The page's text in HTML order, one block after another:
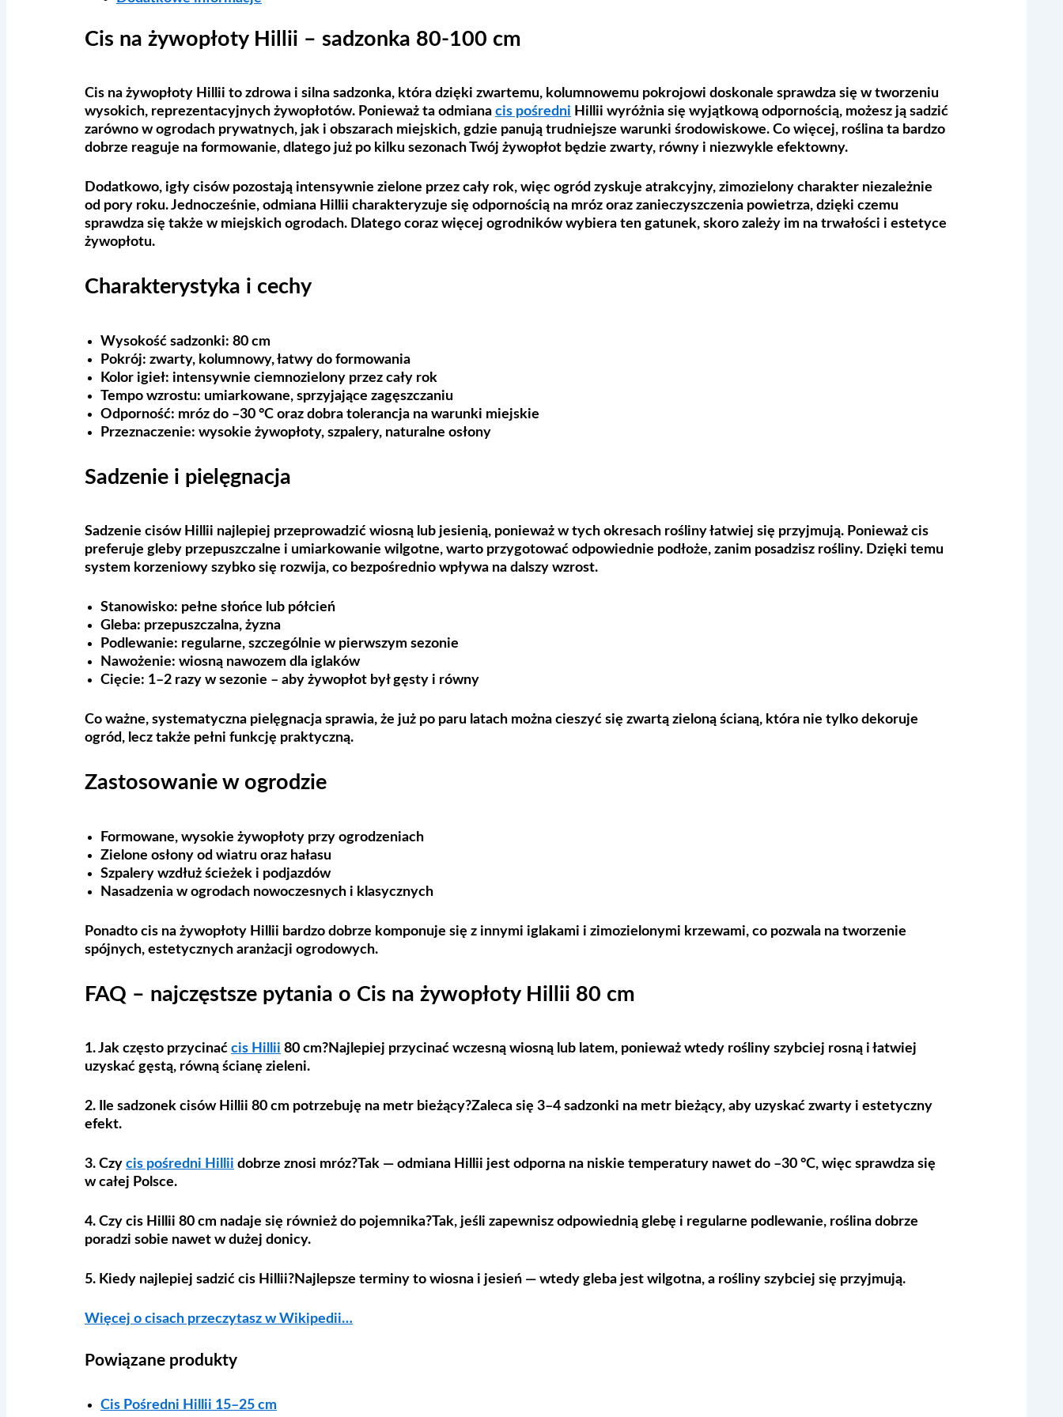
Cis na żywopłoty Hillii – sadzonka 80-100 cm
Cis na żywopłoty Hillii to zdrowa i silna sadzonka, która dzięki zwartemu, kolumnowemu pokrojowi doskonale sprawdza się w tworzeniu
wysokich, reprezentacyjnych żywopłotów. Ponieważ ta odmiana cis pośredni Hillii wyróżnia się wyjątkową odpornością, możesz ją sadzić
zarówno w ogrodach prywatnych, jak i obszarach miejskich, gdzie panują trudniejsze warunki środowiskowe. Co więcej, roślina ta bardzo
dobrze reaguje na formowanie, dlatego już po kilku sezonach Twój żywopłot będzie zwarty, równy i niezwykle efektowny.
Dodatkowo, igły cisów pozostają intensywnie zielone przez cały rok, więc ogród zyskuje atrakcyjny, zimozielony charakter niezależnie
od pory roku. Jednocześnie, odmiana Hillii charakteryzuje się odpornością na mróz oraz zanieczyszczenia powietrza, dzięki czemu
sprawdza się także w miejskich ogrodach. Dlatego coraz więcej ogrodników wybiera ten gatunek, skoro zależy im na trwałości i estetyce
żywopłotu.
Charakterystyka i cechy
Wysokość sadzonki: 80 cm
Pokrój: zwarty, kolumnowy, łatwy do formowania
Kolor igieł: intensywnie ciemnozielony przez cały rok
Tempo wzrostu: umiarkowane, sprzyjające zagęszczaniu
Odporność: mróz do –30 °C oraz dobra tolerancja na warunki miejskie
Przeznaczenie: wysokie żywopłoty, szpalery, naturalne osłony
Sadzenie i pielęgnacja
Sadzenie cisów Hillii najlepiej przeprowadzić wiosną lub jesienią, ponieważ w tych okresach rośliny łatwiej się przyjmują. Ponieważ cis
preferuje gleby przepuszczalne i umiarkowanie wilgotne, warto przygotować odpowiednie podłoże, zanim posadzisz rośliny. Dzięki temu
system korzeniowy szybko się rozwija, co bezpośrednio wpływa na dalszy wzrost.
Stanowisko: pełne słońce lub półcień
Gleba: przepuszczalna, żyzna
Podlewanie: regularne, szczególnie w pierwszym sezonie
Nawożenie: wiosną nawozem dla iglaków
Cięcie: 1–2 razy w sezonie – aby żywopłot był gęsty i równy
Co ważne, systematyczna pielęgnacja sprawia, że już po paru latach można cieszyć się zwartą zieloną ścianą, która nie tylko dekoruje
ogród, lecz także pełni funkcję praktyczną.
Zastosowanie w ogrodzie
Formowane, wysokie żywopłoty przy ogrodzeniach
Zielone osłony od wiatru oraz hałasu
Szpalery wzdłuż ścieżek i podjazdów
Nasadzenia w ogrodach nowoczesnych i klasycznych
Ponadto cis na żywopłoty Hillii bardzo dobrze komponuje się z innymi iglakami i zimozielonymi krzewami, co pozwala na tworzenie
spójnych, estetycznych aranżacji ogrodowych.
FAQ – najczęstsze pytania o Cis na żywopłoty Hillii 80 cm
1. Jak często przycinać cis Hillii 80 cm?Najlepiej przycinać wczesną wiosną lub latem, ponieważ wtedy rośliny szybciej rosną i łatwiej
uzyskać gęstą, równą ścianę zieleni.
2. Ile sadzonek cisów Hillii 80 cm potrzebuję na metr bieżący?Zaleca się 3–4 sadzonki na metr bieżący, aby uzyskać zwarty i estetyczny
efekt.
3. Czy cis pośredni Hillii dobrze znosi mróz? Tak — odmiana Hillii jest odporna na niskie temperatury nawet do –30 °C, więc sprawdza się
w całej Polsce.
4. Czy cis Hillii 80 cm nadaje się również do pojemnika? Tak, jeśli zapewnisz odpowiednią glebę i regularne podlewanie, roślina dobrze
poradzi sobie nawet w dużej donicy.
5. Kiedy najlepiej sadzić cis Hillii?Najlepsze terminy to wiosna i jesień — wtedy gleba jest wilgotna, a rośliny szybciej się przyjmują.
Więcej o cisach przeczytasz w Wikipedii…
Powiązane produkty
Cis Pośredni Hillii 15–25 cm